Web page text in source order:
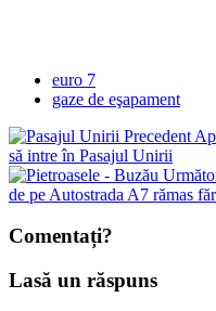
euro 7
gaze de eşapament
Precedent
să intre în Pasajul Unirii
de pe Autostrada A7 rămas
Comentați?
Lasă un răspuns